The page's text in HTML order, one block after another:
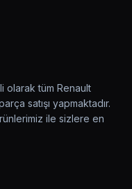
olarak tüm Renault
satışı yapmaktadır.
ile sizlere en